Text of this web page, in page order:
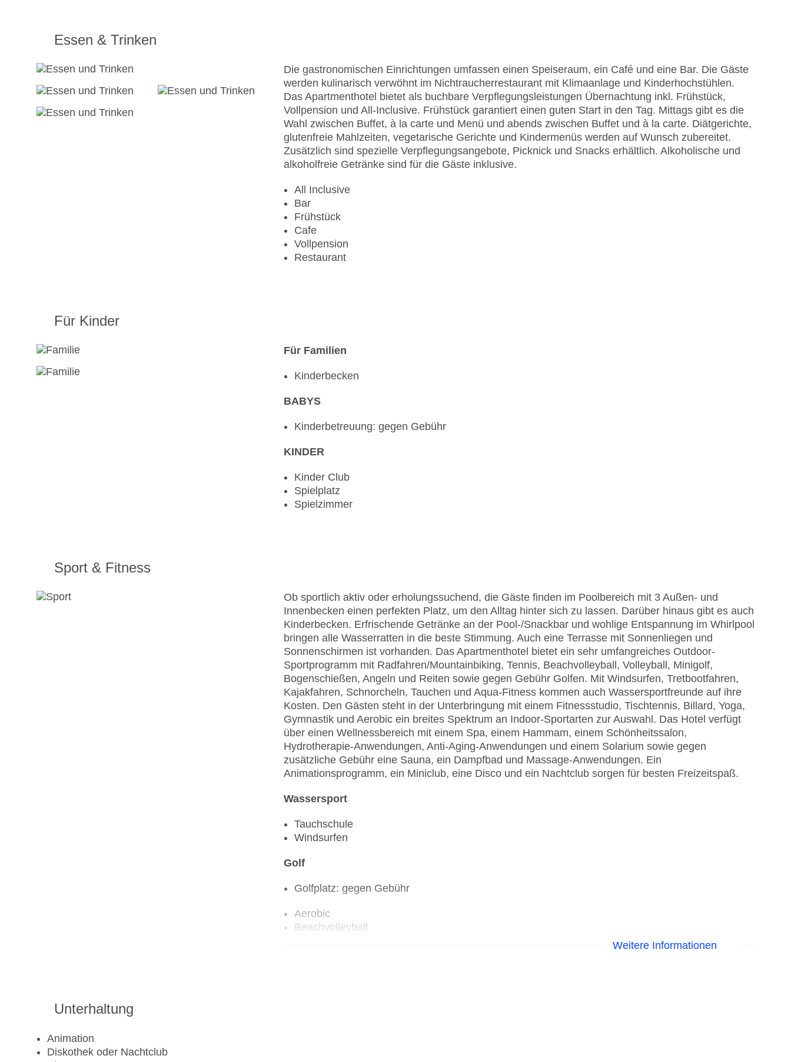
Gesamtanzahl der Stockwerke: 2
Gesamtanzahl der Zimmer: 360
Pools:Kinderbecken, Indoor Pool, Outdoor Pool, Sonnenschirme am Pool, Liegen am Pool
Zahlungsarten: American Express, Mastercard, Visa
Landeskategorie: 5 Sterne
Essen & Trinken
Die gastronomischen Einrichtungen umfassen einen Speiseraum, ein Café und eine Bar. Die Gäste
werden kulinarisch verwöhnt im Nichtraucherrestaurant mit Klimaanlage und Kinderhochstühlen.
Das Apartmenthotel bietet als buchbare Verpflegungsleistungen Übernachtung inkl. Frühstück,
Vollpension und All-Inclusive. Frühstück garantiert einen guten Start in den Tag. Mittags gibt es die
Wahl zwischen Buffet, à la carte und Menü und abends zwischen Buffet und à la carte. Diätgerichte,
glutenfreie Mahlzeiten, vegetarische Gerichte und Kindermenüs werden auf Wunsch zubereitet.
Zusätzlich sind spezielle Verpflegungsangebote, Picknick und Snacks erhältlich. Alkoholische und
alkoholfreie Getränke sind für die Gäste inklusive.
All Inclusive
Bar
Frühstück
Cafe
Vollpension
Restaurant
Für Kinder
Für Familien
Kinderbecken
BABYS
Kinderbetreuung: gegen Gebühr
KINDER
Kinder Club
Spielplatz
Spielzimmer
Sport & Fitness
Ob sportlich aktiv oder erholungssuchend, die Gäste finden im Poolbereich mit 3 Außen- und
Innenbecken einen perfekten Platz, um den Alltag hinter sich zu lassen. Darüber hinaus gibt es auch
Kinderbecken. Erfrischende Getränke an der Pool-/Snackbar und wohlige Entspannung im Whirlpool
bringen alle Wasserratten in die beste Stimmung. Auch eine Terrasse mit Sonnenliegen und
Sonnenschirmen ist vorhanden. Das Apartmenthotel bietet ein sehr umfangreiches Outdoor-
Sportprogramm mit Radfahren/Mountainbiking, Tennis, Beachvolleyball, Volleyball, Minigolf,
Bogenschießen, Angeln und Reiten sowie gegen Gebühr Golfen. Mit Windsurfen, Tretbootfahren,
Kajakfahren, Schnorcheln, Tauchen und Aqua-Fitness kommen auch Wassersportfreunde auf ihre
Kosten. Den Gästen steht in der Unterbringung mit einem Fitnessstudio, Tischtennis, Billard, Yoga,
Gymnastik und Aerobic ein breites Spektrum an Indoor-Sportarten zur Auswahl. Das Hotel verfügt
über einen Wellnessbereich mit einem Spa, einem Hammam, einem Schönheitssalon,
Hydrotherapie-Anwendungen, Anti-Aging-Anwendungen und einem Solarium sowie gegen
zusätzliche Gebühr eine Sauna, ein Dampfbad und Massage-Anwendungen. Ein
Animationsprogramm, ein Miniclub, eine Disco und ein Nachtclub sorgen für besten Freizeitspaß.
Wassersport
Tauchschule
Windsurfen
Golf
Golfplatz: gegen Gebühr
Aerobic
Beachvolleyball
Weitere Informationen
Unterhaltung
Animation
Diskothek oder Nachtclub